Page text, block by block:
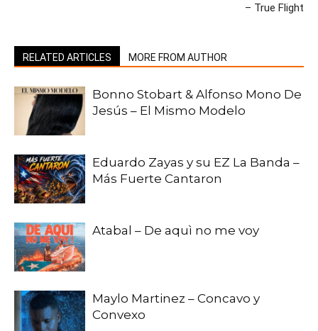
– True Flight
RELATED ARTICLES MORE FROM AUTHOR
Bonno Stobart & Alfonso Mono De
Jesús – El Mismo Modelo
Eduardo Zayas y su EZ La Banda –
Más Fuerte Cantaron
Atabal – De aquì no me voy
Maylo Martinez – Concavo y
Convexo